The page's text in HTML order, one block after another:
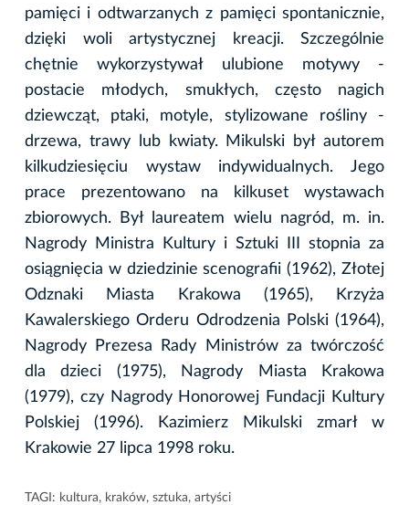
pamięci i odtwarzanych z pamięci spontanicznie,
dzięki woli artystycznej kreacji. Szczególnie
chętnie wykorzystywał ulubione motywy -
postacie młodych, smukłych, często nagich
dziewcząt, ptaki, motyle, stylizowane rośliny -
drzewa, trawy lub kwiaty. Mikulski był autorem
kilkudziesięciu wystaw indywidualnych. Jego
prace prezentowano na kilkuset wystawach
zbiorowych. Był laureatem wielu nagród, m. in.
Nagrody Ministra Kultury i Sztuki III stopnia za
osiągnięcia w dziedzinie scenografii (1962), Złotej
Odznaki Miasta Krakowa (1965), Krzyża
Kawalerskiego Orderu Odrodzenia Polski (1964),
Nagrody Prezesa Rady Ministrów za twórczość
dla dzieci (1975), Nagrody Miasta Krakowa
(1979), czy Nagrody Honorowej Fundacji Kultury
Polskiej (1996). Kazimierz Mikulski zmarł w
Krakowie 27 lipca 1998 roku.
TAGI: kultura, kraków, sztuka, artyści